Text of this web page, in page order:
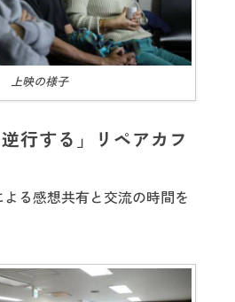
上映の様子
逆行する」リペアカフ
る感想共有と交流の時間を